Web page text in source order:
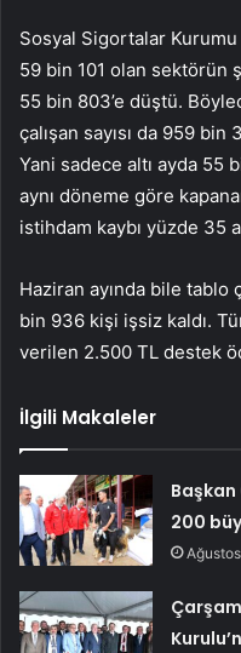
Sosyal Sigortalar
59 bin 101 olan sektörün
55 bin 803’e düştü.
çalışan sayısı da 959
Yani sadece altı ayda 55
aynı döneme göre
istihdam kaybı yüzde 35
Haziran ayında bile tablo
bin 936 kişi işsiz kaldı.
verilen 2.500 TL destek
İlgili Makaleler
200